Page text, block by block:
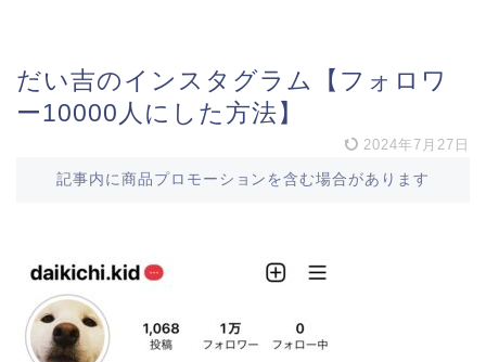
だい吉のインスタグラム【フォロワ
ー10000人にした方法】
2024年7月27日
記事内に商品プロモーションを含む場合があります